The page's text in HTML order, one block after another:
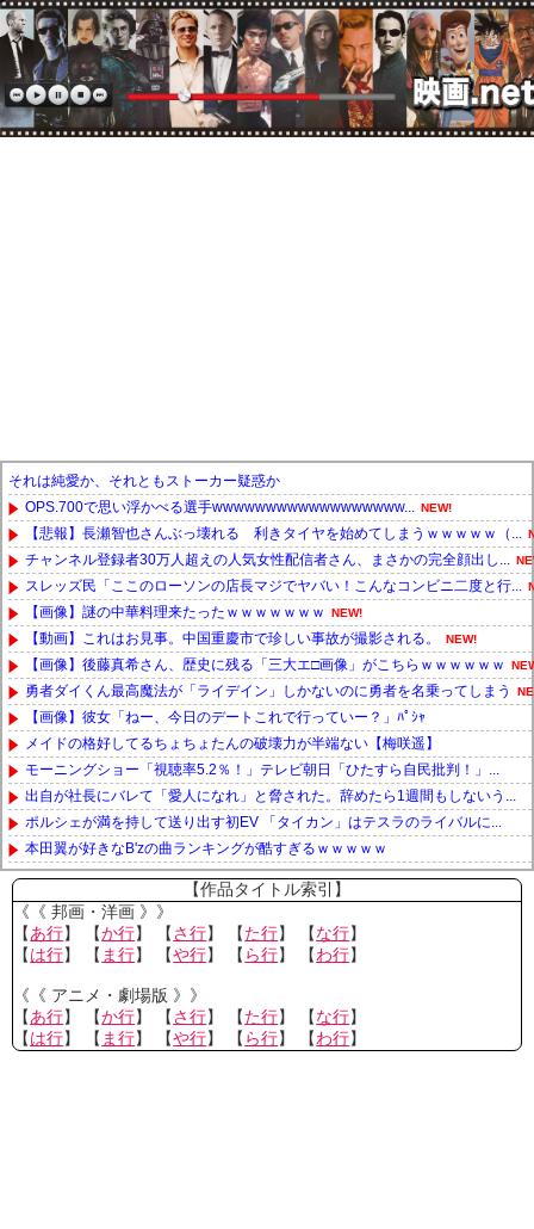
それは純愛か、それともストーカー疑惑か
OPS.700で思い浮かべる選手wwwwwwwwwwwwwwwwww... NEW!
【悲報】長瀬智也さんぶっ壊れる 利きタイヤを始めてしまうｗｗｗｗｗ（...
チャンネル登録者30万人超えの人気女性配信者さん、まさかの完全顔出し...
スレッズ民「ここのローソンの店長マジでヤバい！こんなコンビニ二度と行...
【画像】謎の中華料理来たったｗｗｗｗｗｗｗ NEW!
【動画】これはお見事。中国重慶市で珍しい事故が撮影される。 NEW!
【画像】後藤真希さん、歴史に残る「三大エ□画像」がこちらｗｗｗｗｗｗ
勇者ダイくん最高魔法が「ライデイン」しかないのに勇者を名乗ってしまう
【画像】彼女「ねー、今日のデートこれで行っていー？」ﾊﾟｼｬ
メイドの格好してるちょちょたんの破壊力が半端ない【梅咲遥】
モーニングショー「視聴率5.2％！」テレビ朝日「ひたすら自民批判！」...
出自が社長にバレて「愛人になれ」と脅された。辞めたら1週間もしないう...
ポルシェが満を持して送り出す初EV 「タイカン」はテスラのライバルに...
本田翼が好きなB'zの曲ランキングが酷すぎるｗｗｗｗｗ
Powered by livedoor 相互RSS
【作品タイトル索引】
《《 邦画・洋画 》》
【あ行】 【か行】 【さ行】 【た行】 【な行】
【は行】 【 ま行】 【や行】 【 ら行】 【わ行】
《《 アニメ・劇場版 》》
【あ行】 【か行】 【さ行】 【た行】 【な行】
【は行】 【 ま行】 【や行】 【 ら行】 【わ行】